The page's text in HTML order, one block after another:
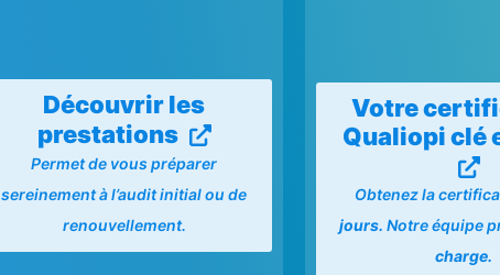
Découvrir les
prestations
Permet de vous préparer
sereinement à l’audit initial ou de
renouvellement.
Votre
Qualiopi clé
Obtenez la
jours. Notre équipe
charge.